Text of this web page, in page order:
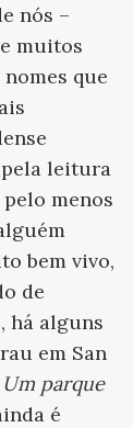
nós –
muitos
que
pela leitura
menos
bem vivo,
de
há alguns
em San
Um parque
é